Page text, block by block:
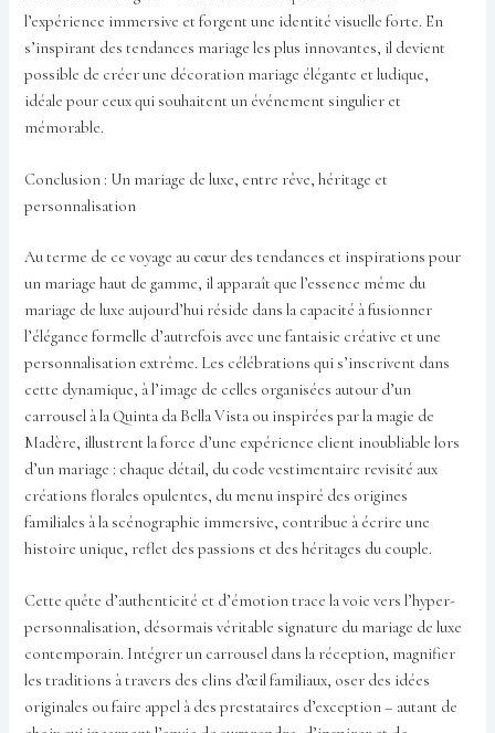
l’expérience immersive et forgent une identité visuelle forte. En
s’inspirant des tendances mariage les plus innovantes, il devient
possible de créer une décoration mariage élégante et ludique,
idéale pour ceux qui souhaitent un événement singulier et
mémorable.
Conclusion : Un mariage de luxe, entre rêve, héritage et
personnalisation
Au terme de ce voyage au cœur des tendances et inspirations pour
un mariage haut de gamme, il apparaît que l’essence même du
mariage de luxe aujourd’hui réside dans la capacité à fusionner
l’élégance formelle d’autrefois avec une fantaisie créative et une
personnalisation extrême. Les célébrations qui s’inscrivent dans
cette dynamique, à l’image de celles organisées autour d’un
carrousel à la Quinta da Bella Vista ou inspirées par la magie de
Madère, illustrent la force d’une expérience client inoubliable lors
d’un mariage : chaque détail, du code vestimentaire revisité aux
créations florales opulentes, du menu inspiré des origines
familiales à la scénographie immersive, contribue à écrire une
histoire unique, reflet des passions et des héritages du couple.
Cette quête d’authenticité et d’émotion trace la voie vers l’hyper-
personnalisation, désormais véritable signature du mariage de luxe
contemporain. Intégrer un carrousel dans la réception, magnifier
les traditions à travers des clins d’œil familiaux, oser des idées
originales ou faire appel à des prestataires d’exception – autant de